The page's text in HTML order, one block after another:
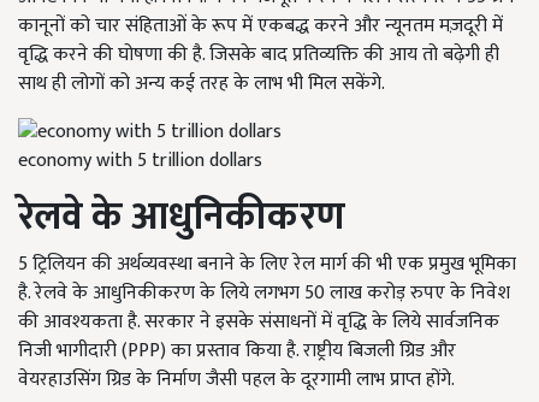
कानूनों को चार संहिताओं के रूप में एकबद्ध करने और न्यूनतम मज़दूरी में
वृद्धि करने की घोषणा की है. जिसके बाद प्रतिव्यक्ति की आय तो बढ़ेगी ही
साथ ही लोगों को अन्य कई तरह के लाभ भी मिल सकेंगे.
economy with 5 trillion dollars
रेलवे के आधुनिकीकरण
5 ट्रिलियन की अर्थव्यवस्था बनाने के लिए रेल मार्ग की भी एक प्रमुख भूमिका
है. रेलवे के आधुनिकीकरण के लिये लगभग 50 लाख करोड़ रुपए के निवेश
की आवश्यकता है. सरकार ने इसके संसाधनों में वृद्धि के लिये सार्वजनिक
निजी भागीदारी (PPP) का प्रस्ताव किया है. राष्ट्रीय बिजली ग्रिड और
वेयरहाउसिंग ग्रिड के निर्माण जैसी पहल के दूरगामी लाभ प्राप्त होंगे.